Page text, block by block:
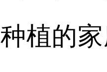
植的